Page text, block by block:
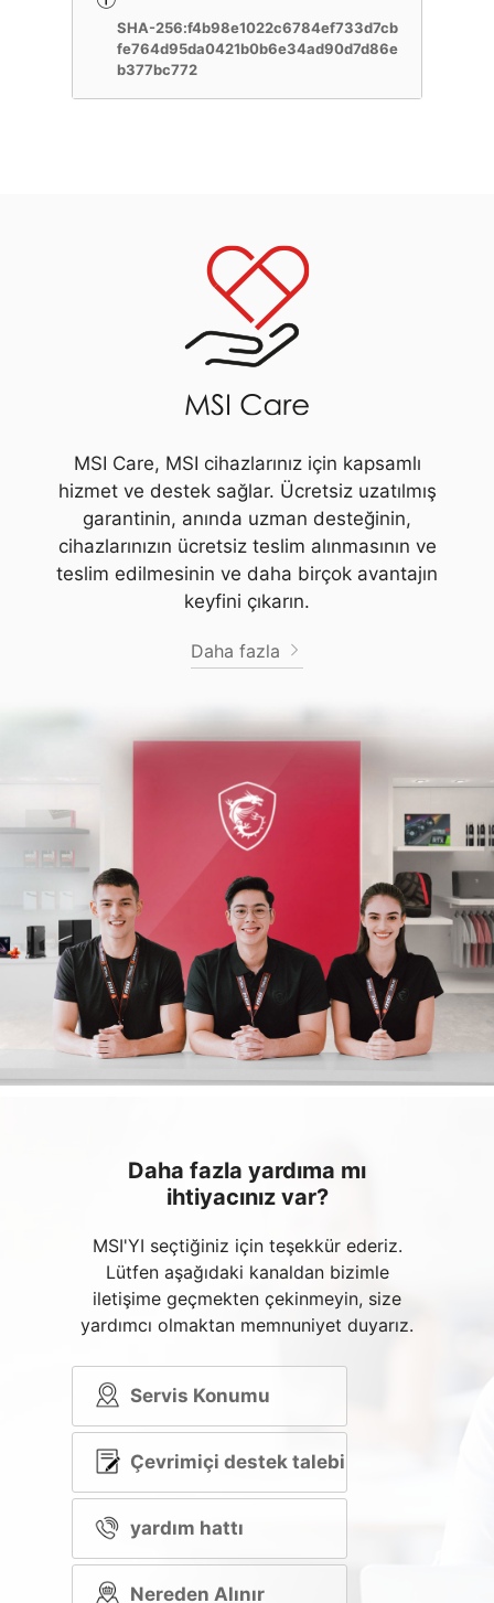
SHA-256:f4b98e1022c6784ef733d7cb
fe764d95da0421b0b6e34ad90d7d86e
b377bc772
MSI Care, MSI cihazlarınız için kapsamlı
hizmet ve destek sağlar. Ücretsiz uzatılmış
garantinin, anında uzman desteğinin,
cihazlarınızın ücretsiz teslim alınmasının ve
teslim edilmesinin ve daha birçok avantajın
keyfini çıkarın.
Daha fazla
Daha fazla yardıma mı
ihtiyacınız var?
MSI'YI seçtiğiniz için teşekkür ederiz.
Lütfen aşağıdaki kanaldan bizimle
iletişime geçmekten çekinmeyin, size
yardımcı olmaktan memnuniyet duyarız.
Servis Konumu
Çevrimiçi destek talebi
yardım hattı
Nereden Alınır